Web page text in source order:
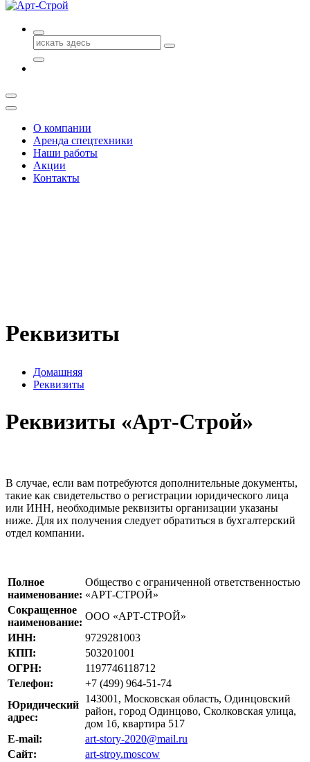
Поиск
для:
О компании
Аренда спецтехники
Наши работы
Акции
Контакты
Реквизиты
Домашняя
Реквизиты
Реквизиты «Арт-Строй»
В случае, если вам потребуются дополнительные документы,
такие как свидетельство о регистрации юридического лица
или ИНН, необходимые реквизиты организации указаны
ниже. Для их получения следует обратиться в бухгалтерский
отдел компании.
Полное
наименование:
Общество с ограниченной ответственностью
«АРТ-СТРОЙ»
Сокращенное
наименование:
ООО «АРТ-СТРОЙ»
ИНН:
9729281003
КПП:
503201001
ОГРН:
1197746118712
Телефон:
+7 (499) 964-51-74
Юридический
адрес:
143001, Московская область, Одинцовский
район, город Одинцово, Сколковская улица,
дом 1б, квартира 517
E-mail:
art-story-2020@mail.ru
Сайт:
art-stroy.moscow